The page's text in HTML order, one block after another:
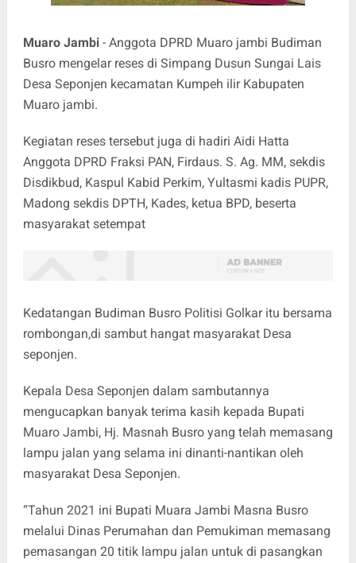
Muaro Jambi- Anggota DPRD Muaro jambi Budiman
Busro mengelar reses di Simpang Dusun Sungai Lais
Desa Seponjen kecamatan Kumpeh ilir Kabupaten
Muaro jambi.
Kegiatan reses tersebut juga di hadiri Aidi Hatta
Anggota DPRD Fraksi PAN, Firdaus. S. Ag. MM, sekdis
Disdikbud, Kaspul Kabid Perkim, Yultasmi kadis PUPR,
Madong sekdis DPTH, Kades, ketua BPD, beserta
masyarakat setempat
Kedatangan Budiman Busro Politisi Golkar itu bersama
rombongan,di sambut hangat masyarakat Desa
seponjen.
Kepala Desa Seponjen dalam sambutannya
mengucapkan banyak terima kasih kepada Bupati
Muaro Jambi, Hj. Masnah Busro yang telah memasang
lampu jalan yang selama ini dinanti-nantikan oleh
masyarakat Desa Seponjen.
“Tahun 2021 ini Bupati Muara Jambi Masna Busro
melalui Dinas Perumahan dan Pemukiman memasang
pemasangan 20 titik lampu jalan untuk di pasangkan